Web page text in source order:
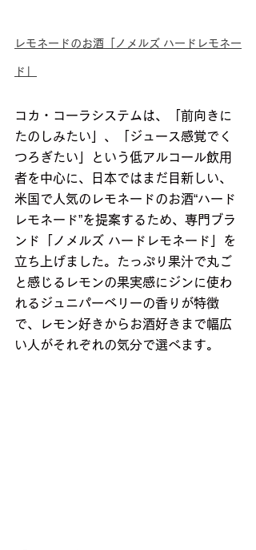
レモネードのお酒「ノメルズ ハードレモネー
ド」
コカ・コーラシステムは、「前向きに
たのしみたい」、「ジュース感覚でく
つろぎたい」という低アルコール飲用
者を中心に、日本ではまだ目新しい、
米国で人気のレモネードのお酒“ハード
レモネード”を提案するため、専門ブラ
ンド「ノメルズ ハードレモネード」を
立ち上げました。たっぷり果汁で丸ご
と感じるレモンの果実感にジンに使わ
れるジュニパーベリーの香りが特徴
で、レモン好きからお酒好きまで幅広
い人がそれぞれの気分で選べます。